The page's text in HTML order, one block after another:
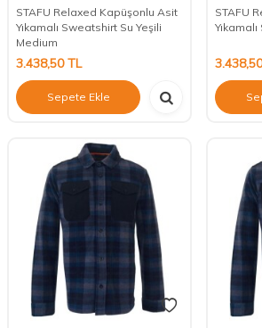
STAFU Relaxed Kapüşonlu Asit
Yıkamalı Sweatshirt Su Yeşili
Medium
3.438,50TL
Sepete Ekle
STAFU
3.438,50